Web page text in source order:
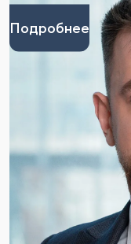
Подробнее